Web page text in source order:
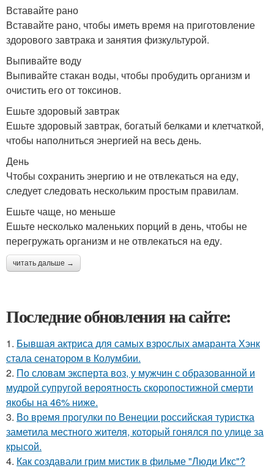
Вставайте рано
Вставайте рано, чтобы иметь время на приготовление
здорового завтрака и занятия физкультурой.
Выпивайте воду
Выпивайте стакан воды, чтобы пробудить организм и
очистить его от токсинов.
Ешьте здоровый завтрак
Ешьте здоровый завтрак, богатый белками и клетчаткой,
чтобы наполниться энергией на весь день.
День
Чтобы сохранить энергию и не отвлекаться на еду,
следует следовать нескольким простым правилам.
Ешьте чаще, но меньше
Ешьте несколько маленьких порций в день, чтобы не
перегружать организм и не отвлекаться на еду.
читать дальше →
Последние обновления на сайте:
1. Бывшая актриса для самых взрослых амаранта Хэнк
стала сенатором в Колумбии.
2. По словам эксперта воз, у мужчин с образованной и
мудрой супругой вероятность скоропостижной смерти
якобы на 46% ниже.
3. Во время прогулки по Венеции российская туристка
заметила местного жителя, который гонялся по улице за
крысой.
4. Как создавали грим мистик в фильме "Люди Икс"?